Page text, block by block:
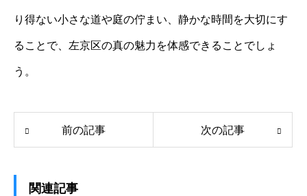
り得ない小さな道や庭の佇まい、静かな時間を大切にす
ることで、左京区の真の魅力を体感できることでしょ
う。
前の記事 次の記事
関連記事